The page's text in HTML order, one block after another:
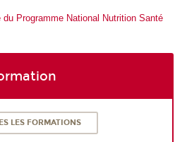
Programme National Nutrition Santé
LES FORMATIONS